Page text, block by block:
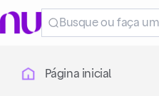
Página inicial